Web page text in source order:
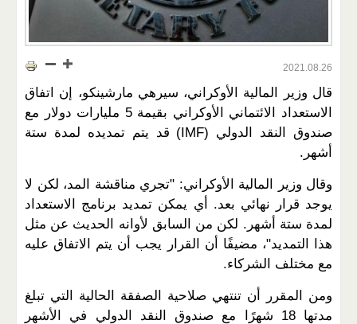
2021.08.26
قال وزير المالية الأوكراني، سيرهي مارشينكو، إن اتفاق
الاستعداد الائتماني الأوكراني بقيمة 5 مليارات دولار مع
صندوق النقد الدولي (IMF) قد يتم تمديده لمدة ستة
أشهر.
وقال وزير المالية الأوكراني: "تجري مناقشة المد، لكن لا
يوجد قرار نهائي بعد. أي يمكن تمديد برنامج الاستعداد
لمدة ستة أشهر. لكن من السابق لأوانه الحديث عن مثل
هذا التمديد"، مضيفًا أن القرار يجب أن يتم الاتفاق عليه
مع مختلف الشركاء.
ومن المقرر أن تنتهي صلاحية الصفقة الحالية التي تبلغ
مدتها 18 شهرًا مع صندوق النقد الدولي في الأشهر